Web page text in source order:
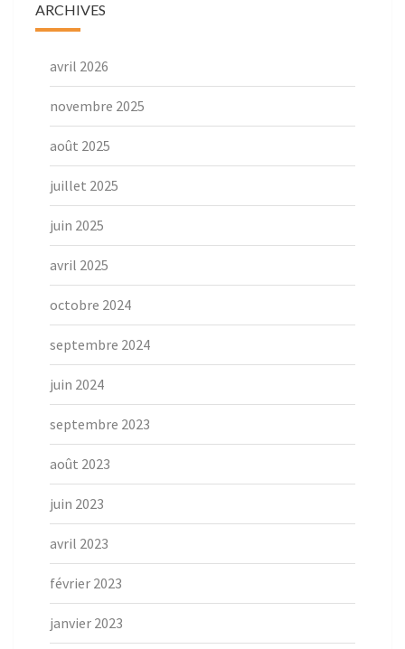
ARCHIVES
avril 2026
novembre 2025
août 2025
juillet 2025
juin 2025
avril 2025
octobre 2024
septembre 2024
juin 2024
septembre 2023
août 2023
juin 2023
avril 2023
février 2023
janvier 2023